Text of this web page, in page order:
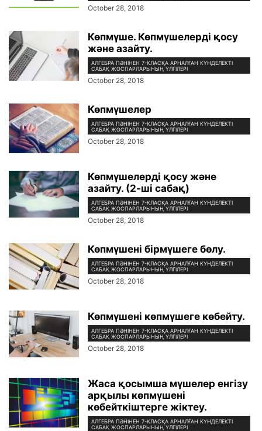
October 28, 2018
Көпмүше. Көпмүшелерді қосу
және азайту.
АЛГЕБРА ПӘНІНЕН 7-КЛАСҚА АРНАЛҒАН КҮНДЕЛЕКТІ
САБАҚ ЖОСПАРЛАРЫНЫҢ ҮЛГІЛЕРІ
October 28, 2018
Көпмүшелер
АЛГЕБРА ПӘНІНЕН 7-КЛАСҚА АРНАЛҒАН КҮНДЕЛЕКТІ
САБАҚ ЖОСПАРЛАРЫНЫҢ ҮЛГІЛЕРІ
October 28, 2018
Көпмүшелерді қосу және
азайту. (2-ші сабақ)
АЛГЕБРА ПӘНІНЕН 7-КЛАСҚА АРНАЛҒАН КҮНДЕЛЕКТІ
САБАҚ ЖОСПАРЛАРЫНЫҢ ҮЛГІЛЕРІ
October 28, 2018
Көпмүшені бірмүшеге бөлу.
АЛГЕБРА ПӘНІНЕН 7-КЛАСҚА АРНАЛҒАН КҮНДЕЛЕКТІ
САБАҚ ЖОСПАРЛАРЫНЫҢ ҮЛГІЛЕРІ
October 28, 2018
Көпмүшені көпмүшеге көбейту.
АЛГЕБРА ПӘНІНЕН 7-КЛАСҚА АРНАЛҒАН КҮНДЕЛЕКТІ
САБАҚ ЖОСПАРЛАРЫНЫҢ ҮЛГІЛЕРІ
October 28, 2018
Жаса қосымша мүшелер енгізу
арқылы көпмүшені
көбейткіштерге жіктеу.
АЛГЕБРА ПӘНІНЕН 7-КЛАСҚА АРНАЛҒАН КҮНДЕЛЕКТІ
САБАҚ ЖОСПАРЛАРЫНЫҢ ҮЛГІЛЕРІ